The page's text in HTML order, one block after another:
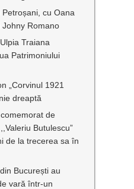
cu Oana
Johny Romano
Traiana
Patrimoniului
„Corvinul 1921
dreaptă
de
Butulescu”
de la trecerea sa în
București au
vară într-un